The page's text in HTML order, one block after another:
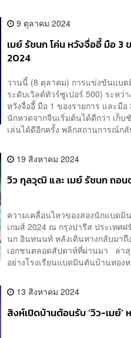
9 ตุลาคม 2024
เมย์ รัชนก โค่น หวังจื่ออี้ มือ 3
2024
วานนี้ (8 ตุลาคม) การแข่งขันแบด
ระดับเวิลด์ทัวร์ซูเปอร์ 500) ระห
หวังจื่ออี้ มือ 1 ของรายการ และมื
นักหวดจากจีนเริ่มต้นได้ดีกว่า เก็บ
เล่นได้ดีอีกครั้ง พลิกสถานการณ์ก
19 สิงหาคม 2024
วิว กุลวุฒิ และ เมย์ รัชนก ถอ
ความเคลื่อนไหวของสองนักแบดมิ
เกมส์ 2024 ณ กรุงปารีส ประเทศ
นก อินทนนท์ หลังเดินทางกลับมาถึ
เอกชนตลอดสัปดาห์ที่ผ่านมา ล่า
อย่างโรงเรียนแบดมินตันบ้านทอง
13 สิงหาคม 2024
สิงห์เปิดบ้านต้อนรับ ‘วิว-เมย์